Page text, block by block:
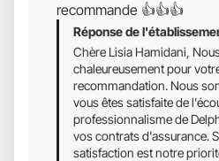
recommande 👍👍👍
Réponse de
Chère Lisia Hamidani,
chaleureusement pour
recommandation. Nous
vous êtes satisfaite de
professionnalisme de
vos contrats d'assurance.
satisfaction est notre